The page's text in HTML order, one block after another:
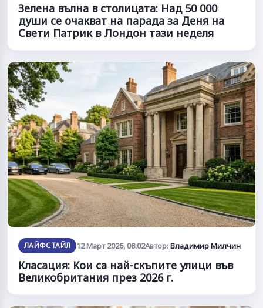
Зелена вълна в столицата: Над 50 000
души се очакват на парада за Деня на
Свети Патрик в Лондон тази неделя
ЛАЙФСТАЙЛ 12 Март 2026, 08:02Автор:Владимир Милчин
Класация: Кои са най-скъпите улици във
Великобритания през 2026 г.